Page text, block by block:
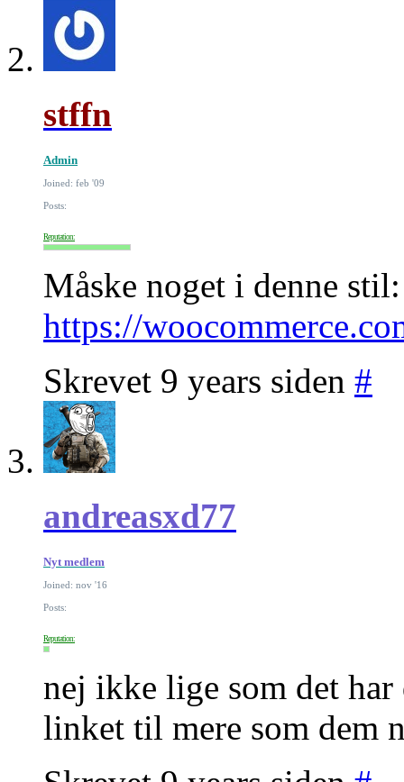
stffn
Admin
Joined: feb '09
Posts:
Reputation:
Måske noget i denne stil:
https://
Skrevet 9 years siden #
andreasxd77
Nyt medlem
Joined: nov '16
Posts:
Reputation:
nej ikke lige som det
linket til mere som dem